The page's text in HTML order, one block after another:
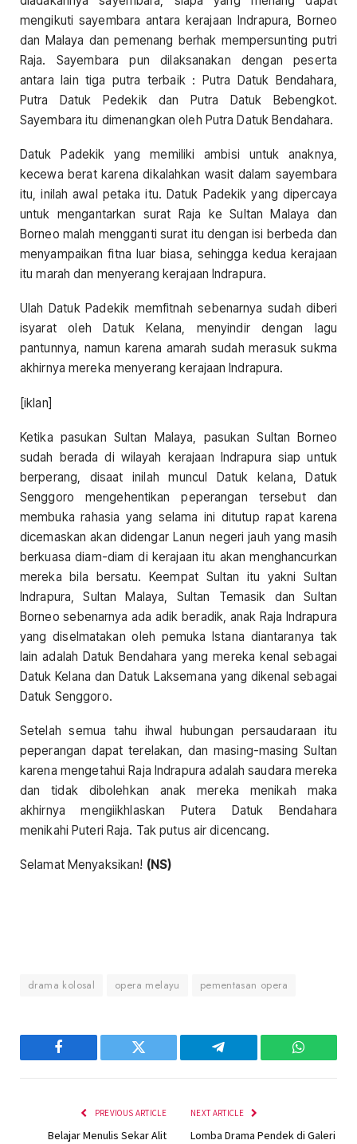
mengikuti sayembara antara kerajaan Indrapura, Borneo
dan Malaya dan pemenang berhak mempersunting putri
Raja. Sayembara pun dilaksanakan dengan peserta
antara lain tiga putra terbaik : Putra Datuk Bendahara,
Putra Datuk Pedekik dan Putra Datuk Bebengkot.
Sayembara itu dimenangkan oleh Putra Datuk Bendahara.
Datuk Padekik yang memiliki ambisi untuk anaknya,
kecewa berat karena dikalahkan wasit dalam sayembara
itu, inilah awal petaka itu. Datuk Padekik yang dipercaya
untuk mengantarkan surat Raja ke Sultan Malaya dan
Borneo malah mengganti surat itu dengan isi berbeda dan
menyampaikan fitna luar biasa, sehingga kedua kerajaan
itu marah dan menyerang kerajaan Indrapura.
Ulah Datuk Padekik memfitnah sebenarnya sudah diberi
isyarat oleh Datuk Kelana, menyindir dengan lagu
pantunnya, namun karena amarah sudah merasuk sukma
akhirnya mereka menyerang kerajaan Indrapura.
[iklan]
Ketika pasukan Sultan Malaya, pasukan Sultan Borneo
sudah berada di wilayah kerajaan Indrapura siap untuk
berperang, disaat inilah muncul Datuk kelana, Datuk
Senggoro mengehentikan peperangan tersebut dan
membuka rahasia yang selama ini ditutup rapat karena
dicemaskan akan didengar Lanun negeri jauh yang masih
berkuasa diam-diam di kerajaan itu akan menghancurkan
mereka bila bersatu. Keempat Sultan itu yakni Sultan
Indrapura, Sultan Malaya, Sultan Temasik dan Sultan
Borneo sebenarnya ada adik beradik, anak Raja Indrapura
yang diselmatakan oleh pemuka Istana diantaranya tak
lain adalah Datuk Bendahara yang mereka kenal sebagai
Datuk Kelana dan Datuk Laksemana yang dikenal sebagai
Datuk Senggoro.
Setelah semua tahu ihwal hubungan persaudaraan itu
peperangan dapat terelakan, dan masing-masing Sultan
karena mengetahui Raja Indrapura adalah saudara mereka
dan tidak dibolehkan anak mereka menikah maka
akhirnya mengiikhlaskan Putera Datuk Bendahara
menikahi Puteri Raja. Tak putus air dicencang.
Selamat Menyaksikan! (NS)
drama kolosal opera melayu pementasan opera
Facebook Twitter Telegram
PREVIOUS ARTICLE
Belajar Menulis Sekar Alit
NEXT ARTICLE
Lomba Drama Pendek di Galeri